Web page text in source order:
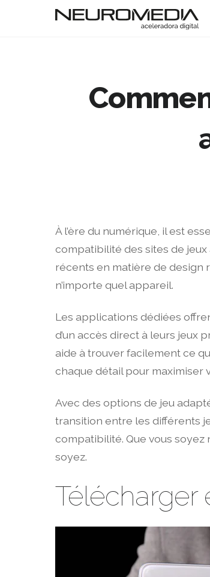
À l’ère du numérique, il est
compatibilité des sites de jeux
récents en matière de design
n’importe quel appareil.
Les applications dédiées
d’un accès direct à leurs jeux
aide à trouver facilement ce
chaque détail pour maximiser
Avec des options de jeu
transition entre les différents
compatibilité. Que vous
soyez.
Télécharger